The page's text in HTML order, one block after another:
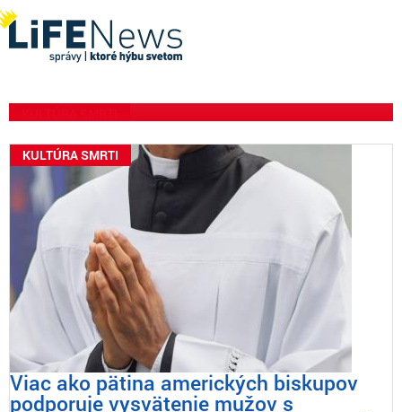
Márie a podpálili oltár v
Medžugorje niekoľko dní
pred festivalom mládeže
KULTÚRA SMRTI
Viac ako pätina amerických biskupov
podporuje vysvätenie mužov s